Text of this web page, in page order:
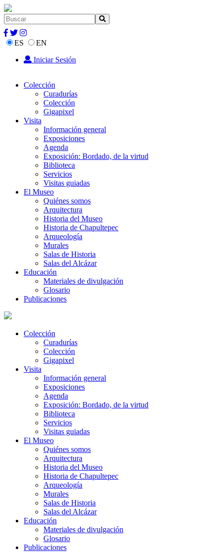
ES
EN
Iniciar Sesión
Colección
Curadurías
Colección
Gigapixel
Visita
Información general
Exposiciones
Agenda
Exposición: Bordado, de la virtud
Biblioteca
Servicios
Visitas guiadas
El Museo
Quiénes somos
Arquitectura
Historia del Museo
Historia de Chapultepec
Arqueología
Murales
Salas de Historia
Salas del Alcázar
Educación
Materiales de divulgación
Glosario
Publicaciones
Colección
Curadurías
Colección
Gigapixel
Visita
Información general
Exposiciones
Agenda
Exposición: Bordado, de la virtud
Biblioteca
Servicios
Visitas guiadas
El Museo
Quiénes somos
Arquitectura
Historia del Museo
Historia de Chapultepec
Arqueología
Murales
Salas de Historia
Salas del Alcázar
Educación
Materiales de divulgación
Glosario
Publicaciones